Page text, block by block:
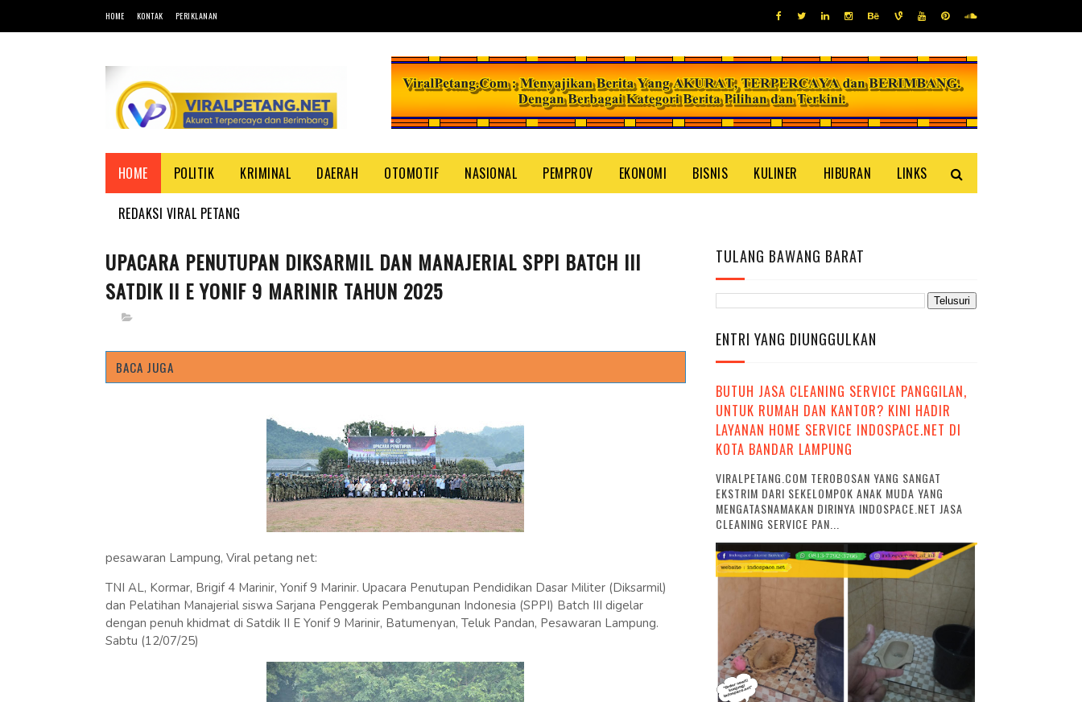
HOME KONTAK PERIKLANAN
HOME POLITIK KRIMINAL DAERAH OTOMOTIF NASIONAL PEMPROV EKONOMI BISNIS KULINER HIBURAN LINKS
REDAKSI VIRAL PETANG
UPACARA PENUTUPAN DIKSARMIL DAN MANAJERIAL SPPI BATCH III
SATDIK II E YONIF 9 MARINIR TAHUN 2025
BACA JUGA
pesawaran Lampung, Viral petang net:
TNI AL, Kormar, Brigif 4 Marinir, Yonif 9 Marinir. Upacara Penutupan Pendidikan Dasar Militer (Diksarmil)
dan Pelatihan Manajerial siswa Sarjana Penggerak Pembangunan Indonesia (SPPI) Batch III digelar
dengan penuh khidmat di Satdik II E Yonif 9 Marinir, Batumenyan, Teluk Pandan, Pesawaran Lampung.
Sabtu (12/07/25)
TULANG BAWANG BARAT
ENTRI YANG DIUNGGULKAN
BUTUH JASA CLEANING SERVICE PANGGILAN,
UNTUK RUMAH DAN KANTOR? KINI HADIR
LAYANAN HOME SERVICE INDOSPACE.NET DI
KOTA BANDAR LAMPUNG
VIRALPETANG.COM TEROBOSAN YANG SANGAT
EKSTRIM DARI SEKELOMPOK ANAK MUDA YANG
MENGATASNAMAKAN DIRINYA INDOSPACE.NET JASA
CLEANING SERVICE PAN...